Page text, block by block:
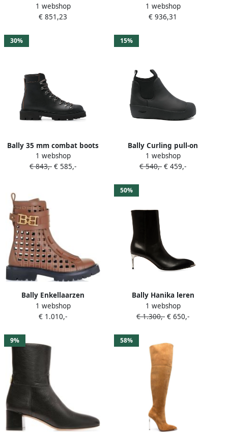
Enkellaarzen Clayson Model
Black Dames
1 webshop
€ 851,23
Enkellaarzen met Hak Black
Dames
1 webshop
€ 936,31
30%
Bally 35 mm combat boots
met chunky zool en veters
Zwart
1 webshop
€ 843,- € 585,-
15%
Bally Curling pull-on
Chelsea laarzen Zwart
1 webshop
€ 540,- € 459,-
Bally Enkellaarzen
1 webshop
€ 1.010,-
50%
Bally Hanika leren
enkellaarzen Zwart
1 webshop
€ 1.300,- € 650,-
9% 58%